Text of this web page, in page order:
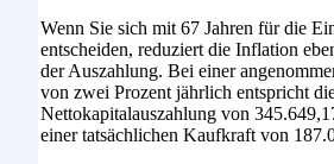
Wenn Sie sich mit 67 Jahren für die
entscheiden, reduziert die Inflation
der Auszahlung. Bei einer
von zwei Prozent jährlich entspricht
Nettokapitalauszahlung von
einer tatsächlichen Kaufkraft von